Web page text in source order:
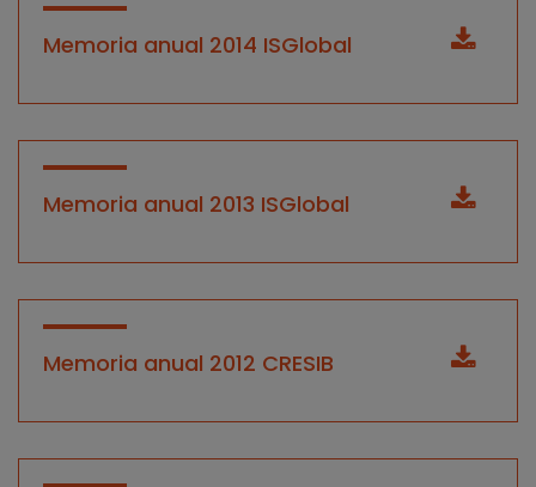
Memoria anual 2014 ISGlobal
Memoria anual 2013 ISGlobal
Memoria anual 2012 CRESIB